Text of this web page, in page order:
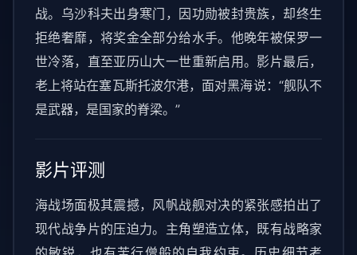
战。乌沙科夫出身寒门，因功勋被封贵族，却终生
拒绝奢靡，将奖金全部分给水手。他晚年被保罗一
世冷落，直至亚历山大一世重新启用。影片最后，
老上将站在塞瓦斯托波尔港，面对黑海说：“舰队不
是武器，是国家的脊梁。”
影片评测
海战场面极其震撼，风帆战舰对决的紧张感拍出了
现代战争片的压迫力。主角塑造立体，既有战略家